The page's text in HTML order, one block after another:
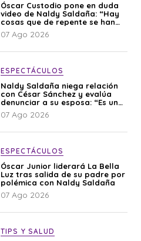
Óscar Custodio pone en duda
video de Naldy Saldaña: “Hay
cosas que de repente se han
editado”
07 Ago 2026
ESPECTÁCULOS
Naldy Saldaña niega relación
con César Sánchez y evalúa
denunciar a su esposa: “Es una
difamación”
07 Ago 2026
ESPECTÁCULOS
Óscar Junior liderará La Bella
Luz tras salida de su padre por
polémica con Naldy Saldaña
07 Ago 2026
TIPS Y SALUD